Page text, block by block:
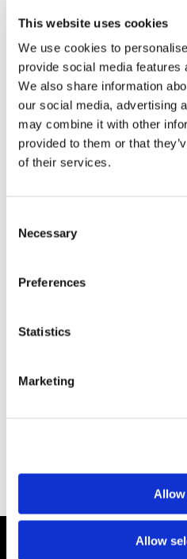
This website uses cookies
We use cookies to
provide social media features
We also share information
our social media, advertising
may combine it with other
provided to them or that
of their services.
Selection
Necessary
Preferences
Statistics
Marketing
Allow
Allow
Ponant
Hapag-Lloyd